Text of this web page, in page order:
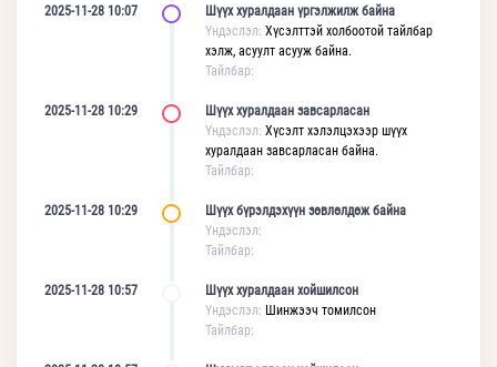
2025-11-28 10:07
Шүүх хуралдаан үргэлжилж байна
Үндэслэл: Хүсэлттэй холбоотой тайлбар
хэлж, асуулт асууж байна.
Тайлбар:
2025-11-28 10:29
Шүүх хуралдаан завсарласан
Үндэслэл: Хүсэлт хэлэлцэхээр шүүх
хуралдаан завсарласан байна.
Тайлбар:
2025-11-28 10:29
Шүүх бүрэлдэхүүн зөвлөлдөж байна
Үндэслэл:
Тайлбар:
2025-11-28 10:57
Шүүх хуралдаан хойшилсон
Үндэслэл: Шинжээч томилсон
Тайлбар: